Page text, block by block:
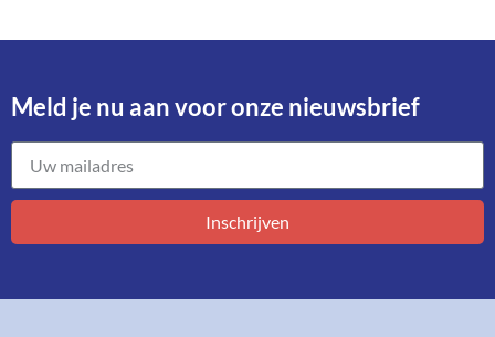
Meld je nu aan voor onze nieuwsbrief​
Inschrijven